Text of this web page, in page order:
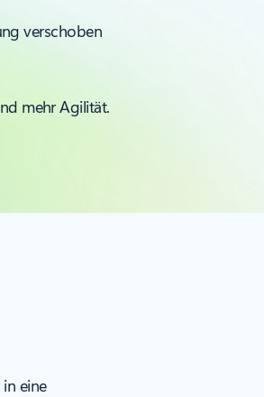
verschoben
mehr Agilität.
eine